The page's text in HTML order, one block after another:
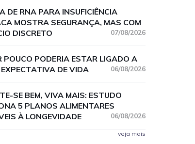
DE RNA PARA INSUFICIÊNCIA
MOSTRA SEGURANÇA, MAS COM
DISCRETO
07/08/2026
POUCO PODERIA ESTAR LIGADO A
EXPECTATIVA DE VIDA
06/08/2026
SE BEM, VIVA MAIS: ESTUDO
5 PLANOS ALIMENTARES
À LONGEVIDADE
06/08/2026
veja mais